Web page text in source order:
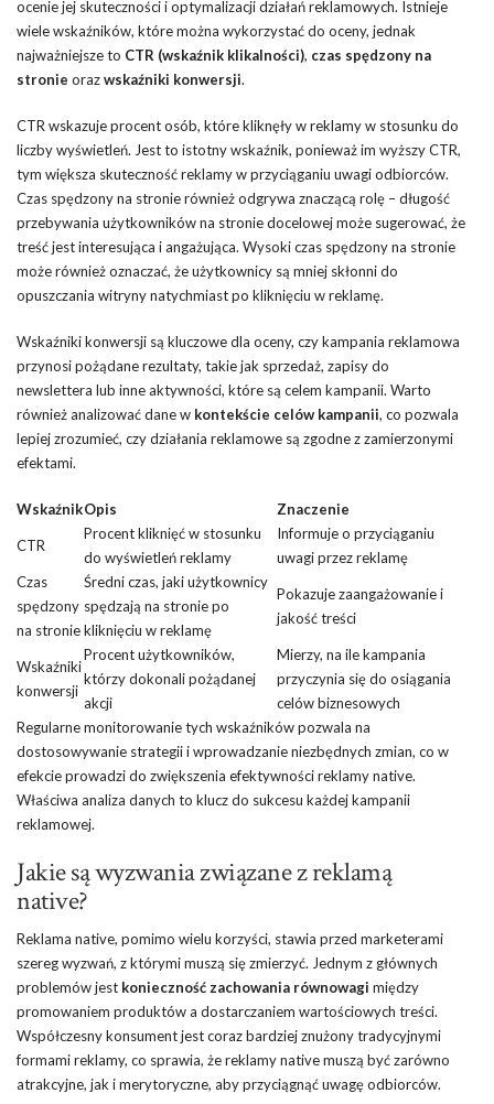
ocenie jej skuteczności i optymalizacji działań reklamowych. Istnieje
wiele wskaźników, które można wykorzystać do oceny, jednak
najważniejsze to CTR (wskaźnik klikalności), czas spędzony na
stronie orazwskaźniki konwersji.
CTR wskazuje procent osób, które kliknęły w reklamy w stosunku do
liczby wyświetleń. Jest to istotny wskaźnik, ponieważ im wyższy CTR,
tym większa skuteczność reklamy w przyciąganiu uwagi odbiorców.
Czas spędzony na stronie również odgrywa znaczącą rolę – długość
przebywania użytkowników na stronie docelowej może sugerować, że
treść jest interesująca i angażująca. Wysoki czas spędzony na stronie
może również oznaczać, że użytkownicy są mniej skłonni do
opuszczania witryny natychmiast po kliknięciu w reklamę.
Wskaźniki konwersji są kluczowe dla oceny, czy kampania reklamowa
przynosi pożądane rezultaty, takie jak sprzedaż, zapisy do
newslettera lub inne aktywności, które są celem kampanii. Warto
również analizować dane w kontekście celów kampanii, co pozwala
lepiej zrozumieć, czy działania reklamowe są zgodne z zamierzonymi
efektami.
WskaźnikOpis Znaczenie
CTR
Procent kliknięć w stosunku
do wyświetleń reklamy
Informuje o przyciąganiu
uwagi przez reklamę
Czas
spędzony
na stronie
Średni czas, jaki użytkownicy
spędzają na stronie po
kliknięciu w reklamę
Pokazuje zaangażowanie i
jakość treści
Wskaźniki
konwersji
Procent użytkowników,
którzy dokonali pożądanej
akcji
Mierzy, na ile kampania
przyczynia się do osiągania
celów biznesowych
Regularne monitorowanie tych wskaźników pozwala na
dostosowywanie strategii i wprowadzanie niezbędnych zmian, co w
efekcie prowadzi do zwiększenia efektywności reklamy native.
Właściwa analiza danych to klucz do sukcesu każdej kampanii
reklamowej.
Jakie są wyzwania związane z reklamą
native?
Reklama native, pomimo wielu korzyści, stawia przed marketerami
szereg wyzwań, z którymi muszą się zmierzyć. Jednym z głównych
problemów jest konieczność zachowania równowagi między
promowaniem produktów a dostarczaniem wartościowych treści.
Współczesny konsument jest coraz bardziej znużony tradycyjnymi
formami reklamy, co sprawia, że reklamy native muszą być zarówno
atrakcyjne, jak i merytoryczne, aby przyciągnąć uwagę odbiorców.